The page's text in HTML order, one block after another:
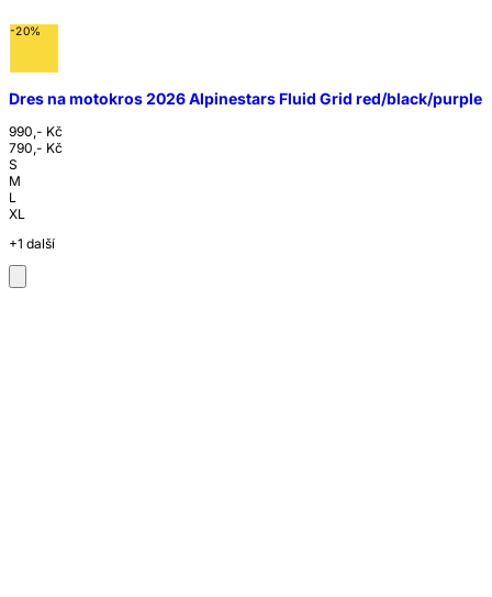
-20%
Dres na motokros 2026 Alpinestars Fluid Grid red/black/purple
990,- Kč
790,- Kč
S
M
L
XL
+1 další